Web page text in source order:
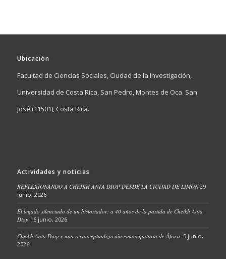
Ubicación
Facultad de Ciencias Sociales, Ciudad de la Investigación,
Universidad de Costa Rica, San Pedro, Montes de Oca. San
José (11501), Costa Rica.
Actividades y noticias
REFLEXIONANDO A CHEIKH ANTA DIOP DESDE LA CIUDAD DE LIMÓN 29
junio, 2026
El legado silenciado de un historiador: a 40 años de la partida de Cheikh Anta
Diop 16 junio, 2026
Cheikh Anta Diop y una reconceptualización emancipatoria de África. 5 junio,
2026